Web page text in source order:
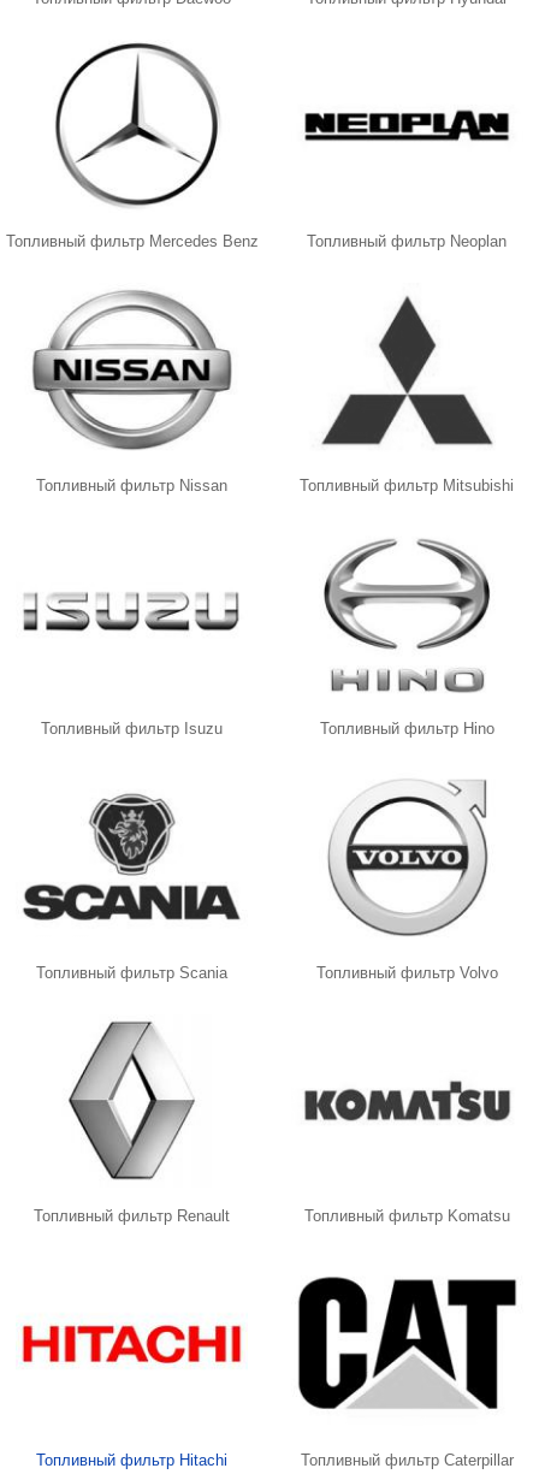
Топливный фильтр Mercedes Benz Топливный фильтр Neoplan
Топливный фильтр Nissan Топливный фильтр Mitsubishi
Топливный фильтр Isuzu Топливный фильтр Hino
Топливный фильтр Scania Топливный фильтр Volvo
Топливный фильтр Renault Топливный фильтр Komatsu
Топливный фильтр Hitachi Топливный фильтр Caterpillar